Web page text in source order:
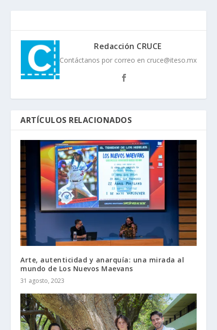
Redacción CRUCE
Contáctanos por correo en cruce@iteso.mx
ARTÍCULOS RELACIONADOS
Arte, autenticidad y anarquía: una mirada al
mundo de Los Nuevos Maevans
31 agosto, 2023